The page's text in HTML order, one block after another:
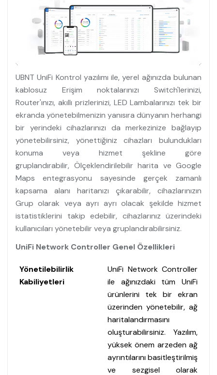
UBNT UniFi Kontrol yazılımı ile, yerel ağınızda bulunan
kablosuz Erişim noktalarınızı Switch'lerinizi,
Router'ınızı, akıllı prizlerinizi, LED Lambalarınızı tek bir
ekranda yönetebilmenizin yanısıra dünyanın herhangi
bir yerindeki cihazlarınızı da merkezinize bağlayıp
yönetebilirsiniz, yönettiğiniz cihazları bulundukları
konuma veya hizmet şekline göre
gruplandırabilir, Ölçeklendirilebilir harita ve Google
Maps entegrasyonu sayesinde gerçek zamanlı
kapsama alanı haritanızı çıkarabilir, cihazlarınızın
Grup olarak veya ayrı ayrı olacak şekilde hizmet
istatistiklerini takip edebilir, cihazlarınız üzerindeki
kullanıcıları yönetebilir veya gruplandırabilirsiniz.
UniFi Network Controller Genel Özellikleri
Yönetilebilirlik
Kabiliyetleri
UniFi Network Controller
ile ağınızdaki tüm UniFi
ürünlerini tek bir ekran
üzerinden yönetebilir, ağ
haritalandırmasını
oluşturabilirsiniz. Yazılım,
yüksek önem arzeden ağ
ayrıntılarını basitleştirilmiş
ve sezgisel olarak